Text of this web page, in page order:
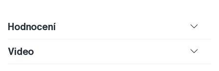
Hodnocení
Video